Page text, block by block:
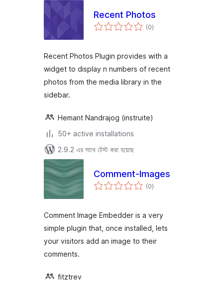
Recent Photos
(0total
ratings
)
Recent Photos Plugin provides with a
widget to display n numbers of recent
photos from the media library in the
sidebar.
Hemant Nandrajog (instruite)
50+ active installations
2.9.2 এর সাথে টেস্ট করা হয়েছে
Comment-Images
(0total
ratings
)
Comment Image Embedder is a very
simple plugin that, once installed, lets
your visitors add an image to their
comments.
fitztrev